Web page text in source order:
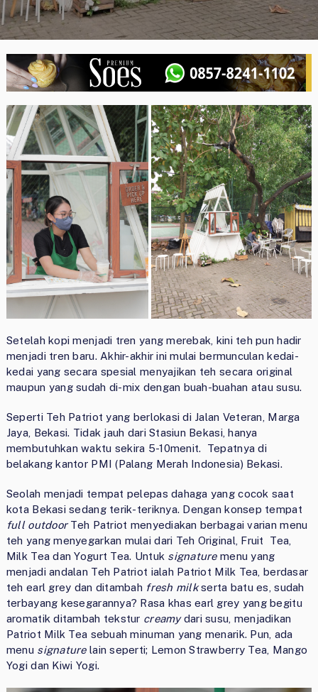
Setelah kopi menjadi tren yang merebak, kini teh pun hadir
menjadi tren baru. Akhir-akhir ini mulai bermunculan kedai-
kedai yang secara spesial menyajikan teh secara original
maupun yang sudah di-mix dengan buah-buahan atau susu.
Seperti Teh Patriot yang berlokasi di Jalan Veteran, Marga
Jaya, Bekasi. Tidak jauh dari Stasiun Bekasi, hanya
membutuhkan waktu sekira 5-10menit. Tepatnya di
belakang kantor PMI (Palang Merah Indonesia) Bekasi.
Seolah menjadi tempat pelepas dahaga yang cocok saat
kota Bekasi sedang terik-teriknya. Dengan konsep tempat
full outdoorTeh Patriot menyediakan berbagai varian menu
teh yang menyegarkan mulai dari Teh Original, Fruit Tea,
Milk Tea dan Yogurt Tea. Untuk signaturemenu yang
menjadi andalan Teh Patriot ialah Patriot Milk Tea, berdasar
teh earl grey dan ditambah fresh milkserta batu es, sudah
terbayang kesegarannya? Rasa khas earl grey yang begitu
aromatik ditambah tekstur creamydari susu, menjadikan
Patriot Milk Tea sebuah minuman yang menarik. Pun, ada
menu signaturelain seperti; Lemon Strawberry Tea, Mango
Yogi dan Kiwi Yogi.